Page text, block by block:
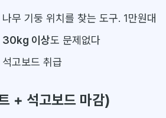
무 기둥 위치를 찾는 도구. 1만원대
30kg 이상도 문제없다
고보드 취급
+ 석고보드 마감)